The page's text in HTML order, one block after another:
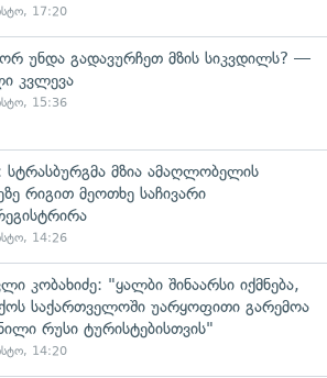
17:20
უნდა გადავურჩეთ მზის სიკვდილს? —
კვლევა
15:36
სტრასბურგმა მზია ამაღლობელის
რიგით მეოთხე საჩივარი
14:26
კობახიძე: "ყალბი შინაარსი იქმნება,
საქართველოში უარყოფითი გარემოა
რუსი ტურისტებისთვის"
14:20